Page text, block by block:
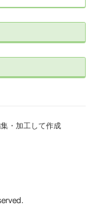
・加工して作成